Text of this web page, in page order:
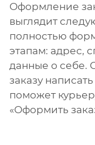
Оформление
выглядит
полностью
этапам: адрес,
данные о себе.
заказу
поможет
«Оформить